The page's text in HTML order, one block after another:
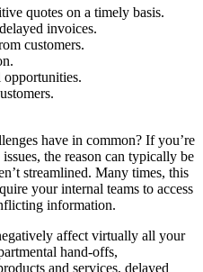
quotes on a timely basis.
invoices.
customers.
opportunities.
have in common? If you’re
the reason can typically be
streamlined. Many times, this
your internal teams to access
information.
affect virtually all your
hand-offs,
and services, delayed